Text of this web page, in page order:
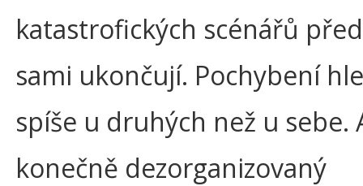
katastrofických scénářů
sami ukončují. Pochybení
spíše u druhých než u sebe.
konečně dezorganizovaný